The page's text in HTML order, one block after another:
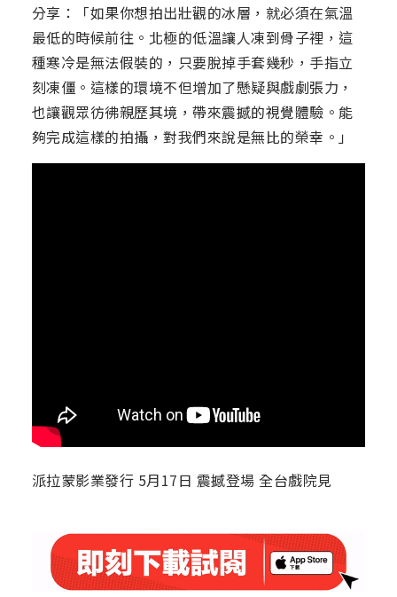
分享：「如果你想拍出壯觀的冰層，就必須在氣溫
最低的時候前往。北極的低溫讓人凍到骨子裡，這
種寒冷是無法假裝的，只要脫掉手套幾秒，手指立
刻凍僵。這樣的環境不但增加了懸疑與戲劇張力，
也讓觀眾彷彿親歷其境，帶來震撼的視覺體驗。能
夠完成這樣的拍攝，對我們來說是無比的榮幸。」
派拉蒙影業發行 5月17日 震撼登場 全台戲院見